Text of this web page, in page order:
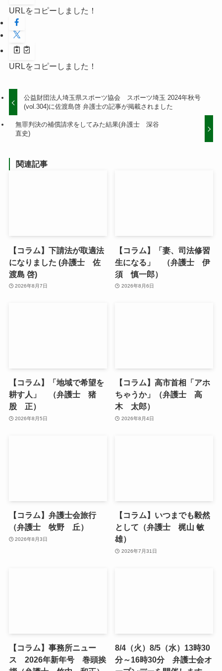
URLをコピーしました！
URLをコピーしました！
公益財団法人埼玉県スポーツ協会 スポーツ埼玉 2024年秋号
(vol.304)に佐渡島啓 弁護士の記事が掲載されました
無罪判決の補償請求をしてみた結果(弁護士 深谷
直史)
関連記事
【コラム】下請法が取適法
になりました (弁護士 佐
渡島 啓)
2026年8月7日
【コラム】「妻、司法修習
生になる」 （弁護士 伊
須 慎一郎）
2026年8月6日
【コラム】「地域で希望を
耕す人」 （弁護士 猪
股 正）
2026年8月5日
【コラム】高市首相「アホ
ちゃうか」（弁護士 高
木 太郎）
2026年8月4日
【コラム】弁護士会旅行
（弁護士 牧野 丘）
2026年8月3日
【コラム】いつまでも毅然
として（弁護士 梶山 敏
雄）
2026年7月31日
【コラム】事務所ニュー
ス 2026年新年号 巻頭挨
8/4（火）8/5（水）13時30
分～16時30分 弁護士会オ